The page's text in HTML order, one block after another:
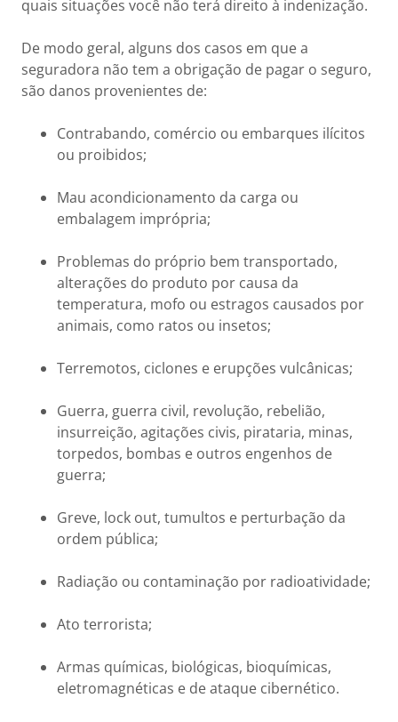
quais situações você não terá direito à indenização.
De modo geral, alguns dos casos em que a
seguradora não tem a obrigação de pagar o seguro,
são danos provenientes de:
Contrabando, comércio ou embarques ilícitos
ou proibidos;
Mau acondicionamento da carga ou
embalagem imprópria;
Problemas do próprio bem transportado,
alterações do produto por causa da
temperatura, mofo ou estragos causados por
animais, como ratos ou insetos;
Terremotos, ciclones e erupções vulcânicas;
Guerra, guerra civil, revolução, rebelião,
insurreição, agitações civis, pirataria, minas,
torpedos, bombas e outros engenhos de
guerra;
Greve, lock out, tumultos e perturbação da
ordem pública;
Radiação ou contaminação por radioatividade;
Ato terrorista;
Armas químicas, biológicas, bioquímicas,
eletromagnéticas e de ataque cibernético.